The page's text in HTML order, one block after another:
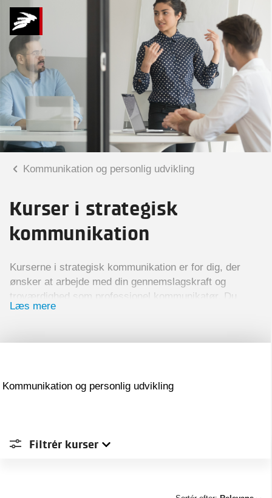
Kommunikation og personlig udvikling
Kurser i strategisk
kommunikation
Kurserne i strategisk kommunikation er for dig, der
ønsker at arbejde med din gennemslagskraft og
troværdighed som professionel kommunikatør. Du
kan her specialisere dig på uddannelser til
kommunikation understøtter særlige organisatoriske
inden for området. Undervisningen foregår altid med
Læs mere
Kommunikation og personlig udvikling
Filtrér kurser